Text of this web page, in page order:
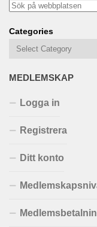
Categories
MEDLEMSKAP
Logga in
Registrera
Ditt konto